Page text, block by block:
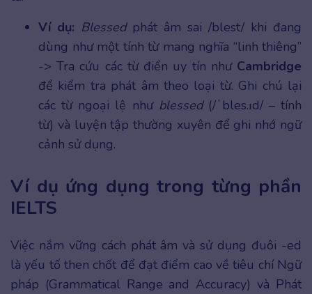
Ví dụ: Blessedphát âm sai /blest/ khi đang
dùng như một tính từ mang nghĩa “linh thiêng”
-> Tra cứu các từ điển uy tín như Cambridge
để kiểm tra phát âm theo loại từ. Ghi chú lại
các từ ngoại lệ như blessed(/ˈbles.ɪd/ – tính
từ) và luyện tập thường xuyên để ghi nhớ ngữ
cảnh sử dụng.
Ví dụ ứng dụng trong từng phần
IELTS
Việc nắm vững cách phát âm và sử dụng đuôi -ed
là yếu tố then chốt để đạt điểm cao về tiêu chí Ngữ
pháp (Grammatical Range and Accuracy) và Phát